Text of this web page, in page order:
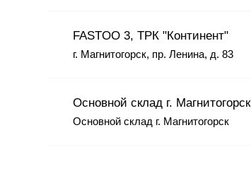
FASTOO 3, ТРК "Континент"
г. Магнитогорск, пр. Ленина, д. 83
Основной склад г. Магнитогорск
Основной склад г. Магнитогорск